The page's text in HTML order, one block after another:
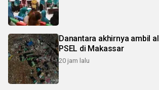
Danantara akhirnya ambil
PSEL di Makassar
20 jam lalu